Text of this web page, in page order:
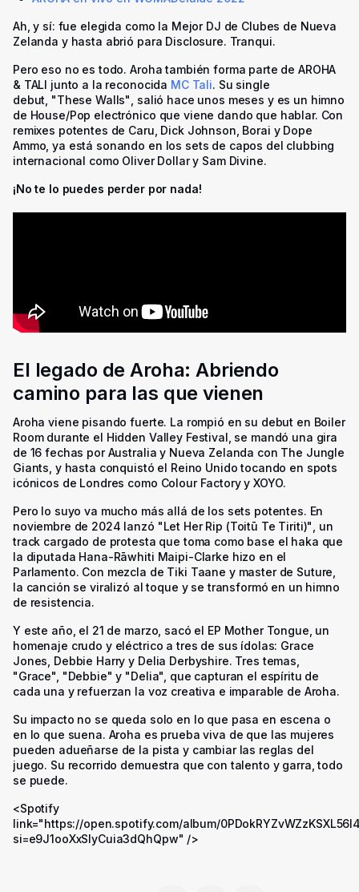
Ah, y sí: fue elegida como la Mejor DJ de Clubes de Nueva
Zelanda y hasta abrió para Disclosure. Tranqui.
Pero eso no es todo. Aroha también forma parte de AROHA
& TALI junto a la reconocida MC Tali. Su single
debut, "These Walls"
, salió hace unos meses y es un himno
de House/Pop electrónico que viene dando que hablar. Con
remixes potentes de Caru, Dick Johnson, Borai y Dope
Ammo, ya está sonando en los sets de capos del clubbing
internacional como Oliver Dollar y Sam Divine.
¡No te lo puedes perder por nada!
El legado de Aroha: Abriendo
camino para las que vienen
Aroha viene pisando fuerte. La rompió en su debut en Boiler
Room durante el Hidden Valley Festival, se mandó una gira
de 16 fechas por Australia y Nueva Zelanda con The Jungle
Giants, y hasta conquistó el Reino Unido tocando en spots
icónicos de Londres como Colour Factory y XOYO.
Pero lo suyo va mucho más allá de los sets potentes. En
noviembre de 2024 lanzó "Let Her Rip (Toitū Te Tiriti)"
, un
track cargado de protesta que toma como base el haka que
la diputada Hana-Rāwhiti Maipi-Clarke hizo en el
Parlamento. Con mezcla de Tiki Taane y master de Suture,
la canción se viralizó al toque y se transformó en un himno
de resistencia.
Y este año, el 21 de marzo, sacó el EP Mother Tongue , un
homenaje crudo y eléctrico a tres de sus ídolas: Grace
Jones, Debbie Harry y Delia Derbyshire. Tres temas,
"Grace", "Debbie" y "Delia", que capturan el espíritu de
cada una y refuerzan la voz creativa e imparable de Aroha.
Su impacto no se queda solo en lo que pasa en escena o
en lo que suena. Aroha es prueba viva de que las mujeres
pueden adueñarse de la pista y cambiar las reglas del
juego. Su recorrido demuestra que con talento y garra, todo
se puede.
<Spotify
link="https://open.spotify.com/album/
si=e9J1ooXxSlyCuia3dQhQpw" />